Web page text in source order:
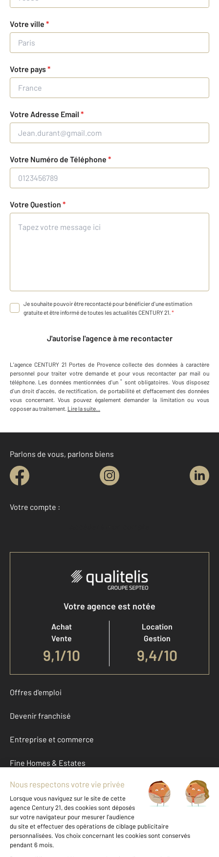
Votre ville *
Votre pays*
Votre Adresse Email *
Votre Numéro de Téléphone *
Votre Question *
Je souhaite pouvoir être recontacté pour bénéficier d'une estimation
gratuite et être informé de toutes les actualités CENTURY 21. *
J'autorise l'agence à me recontacter
L'agence CENTURY 21 Portes de Provence collecte des données à caractère
personnel pour traiter votre demande et pour vous recontacter par mail ou
téléphone. Les données mentionnées d'un * sont obligatoires. Vous disposez
d'un droit d'accès, de rectification, de portabilité et d'effacement des données
vous concernant. Vous pouvez également demander la limitation ou vous
opposer au traitement. Lire la suite...
Parlons de vous, parlons biens
Votre compte :
Accéder à mon compte
Votre agence est notée
Achat
Vente
9,1/10
Location
Gestion
9,4/10
Offres d'emploi
Devenir franchisé
Entreprise et commerce
Fine Homes & Estates
À propos
International
Nous contacter